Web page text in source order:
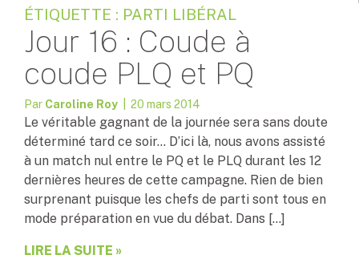
ÉTIQUETTE : PARTI LIBÉRAL
Jour 16 : Coude à
coude PLQ et PQ
Par Caroline Roy | 20 mars 2014
Le véritable gagnant de la journée sera sans doute
déterminé tard ce soir… D’ici là, nous avons assisté
à un match nul entre le PQ et le PLQ durant les 12
dernières heures de cette campagne. Rien de bien
surprenant puisque les chefs de parti sont tous en
mode préparation en vue du débat. Dans […]
LIRE LA SUITE »